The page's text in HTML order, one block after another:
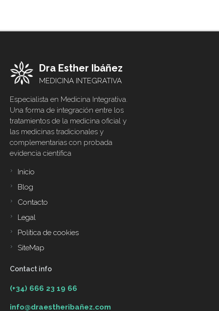
Dra Esther Ibáñez
MEDICINA INTEGRATIVA
Especialista en Medicina Integrativa.
Una forma de integración entre los
tratamientos de la medicina oficial y
las medicinas tradicionales y
complementarias con probada
evidencia científica
Footer
menu
Inicio
Blog
Contacto
Legal
Política de cookies
SiteMap
Contact info
(+34) 666 23 19 66
info@draestheribañez.com